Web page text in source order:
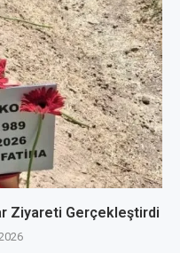
Ziyareti Gerçekleştirdi